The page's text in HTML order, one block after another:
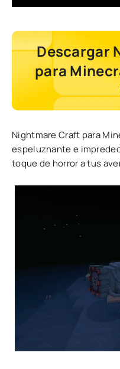
Descargar
para
Nightmare Craft para
espeluznante e
toque de horror a tus